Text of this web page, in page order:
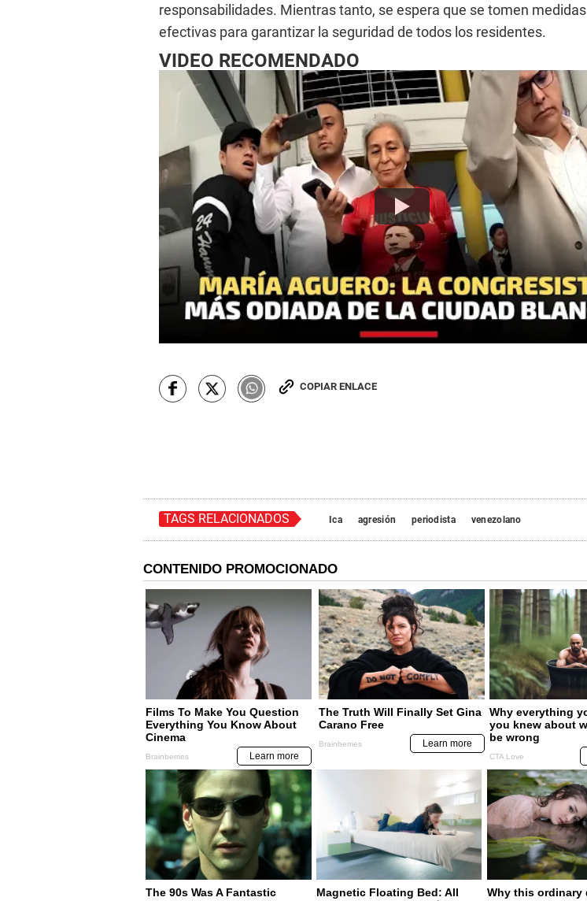
responsabilidades. Mientras tanto, se espera que se tomen medidas
efectivas para garantizar la seguridad de todos los residentes.
VIDEO RECOMENDADO
COPIAR ENLACE
TAGS RELACIONADOS Ica agresión periodista venezolano